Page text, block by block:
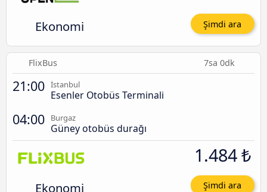
Ekonomi Şimdi ara
FlixBus 7sa 0dk
21:00 İstanbul
Esenler Otobüs Terminali
04:00 Burgaz
Güney otobüs durağı
Ekonomi
1.484 ₺
Şimdi ara